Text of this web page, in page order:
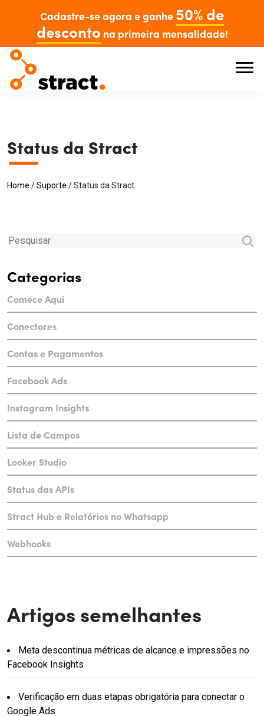
Cadastre-se agora e ganhe 50% de
desconto na primeira mensalidade!
Status da Stract
Home /Suporte /Status da Stract
Categorias
Comece Aqui
Conectores
Contas e Pagamentos
Facebook Ads
Instagram Insights
Lista de Campos
Looker Studio
Status das APIs
Stract Hub e Relatórios no Whatsapp
Webhooks
Artigos semelhantes
Meta descontinua métricas de alcance e impressões no
Facebook Insights
Verificação em duas etapas obrigatória para conectar o
Google Ads